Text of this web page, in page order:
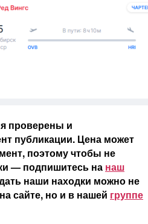
проверены и
публикации. Цена может
поэтому чтобы не
— подпишитесь на наш
наши находки можно не
сайте, но и в нашей группе